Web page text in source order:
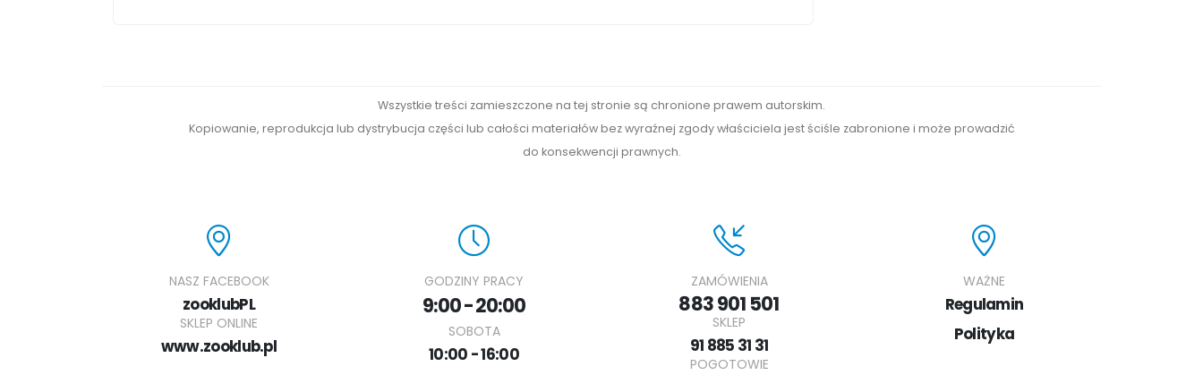
Wszystkie treści zamieszczone na tej stronie są chronione prawem autorskim.
Kopiowanie, reprodukcja lub dystrybucja części lub całości materiałów bez wyraźnej zgody właściciela jest ściśle zabronione i może prowadzić
do konsekwencji prawnych.
NASZ FACEBOOK
zooklubPL
SKLEP ONLINE
www.zooklub.pl
GODZINY PRACY
9:00 - 20:00
SOBOTA
10:00 - 16:00
ZAMÓWIENIA
883 901 501
SKLEP
91 885 31 31
POGOTOWIE
WAŻNE
Regulamin
Polityka